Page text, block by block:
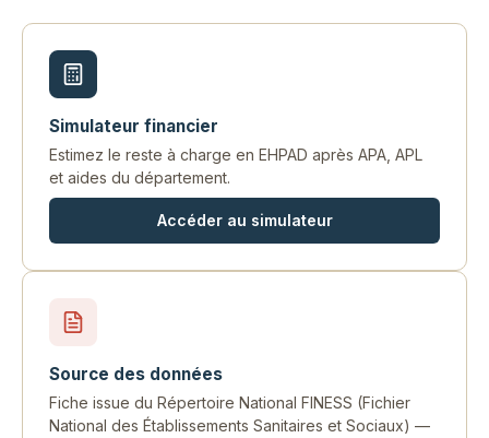
Simulateur financier
Estimez le reste à charge en EHPAD après APA, APL
et aides du département.
Accéder au simulateur
Source des données
Fiche issue du Répertoire National FINESS (Fichier
National des Établissements Sanitaires et Sociaux) —